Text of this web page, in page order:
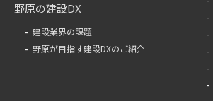
野原の建設DX
建設業界の課題
野原が目指す建設DXのご紹介